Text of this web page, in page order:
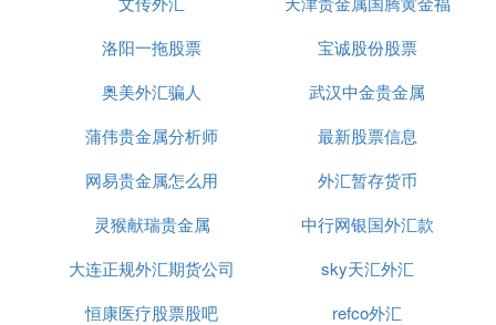
州营业部电话
洛阳一拖股票
宝诚股份股票
奥美外汇骗人
武汉中金贵金属
蒲伟贵金属分析师
最新股票信息
网易贵金属怎么用
外汇暂存货币
灵猴献瑞贵金属
中行网银国外汇款
大连正规外汇期货公司
sky天汇外汇
恒康医疗股票股吧
refco外汇